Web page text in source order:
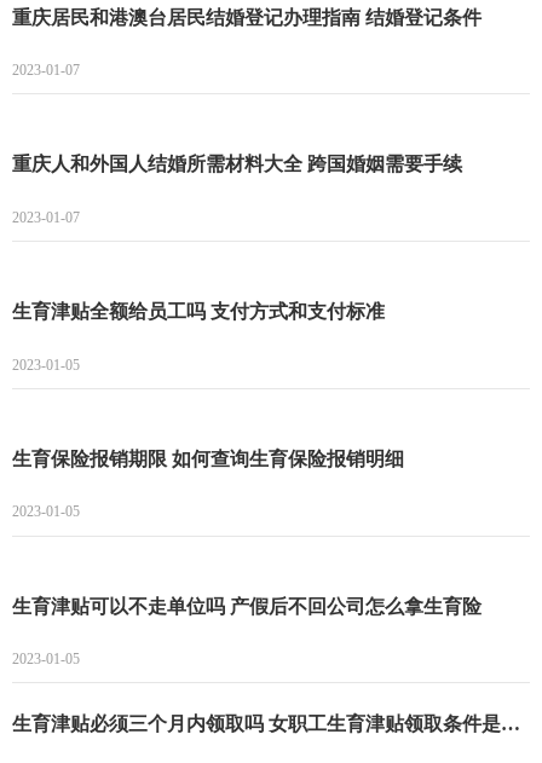
重庆居民和港澳台居民结婚登记办理指南 结婚登记条件
2023-01-07
重庆人和外国人结婚所需材料大全 跨国婚姻需要手续
2023-01-07
生育津贴全额给员工吗 支付方式和支付标准
2023-01-05
生育保险报销期限 如何查询生育保险报销明细
2023-01-05
生育津贴可以不走单位吗 产假后不回公司怎么拿生育险
2023-01-05
生育津贴必须三个月内领取吗 女职工生育津贴领取条件是什么